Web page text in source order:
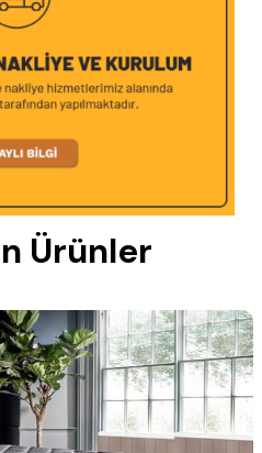
Ürünler